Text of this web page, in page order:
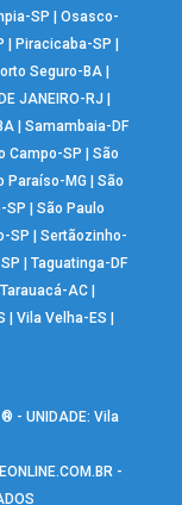
SP |Osasco-
Piracicaba-SP
Seguro-BA
JANEIRO-RJ
| Samambaia-DF
Campo-SP |São
Paraíso-MG |São
SP |São Paulo
SP |Sertãozinho-
|Taguatinga-DF
Tarauacá-AC|
|Vila Velha-ES
® - UNIDADE: Vila
-